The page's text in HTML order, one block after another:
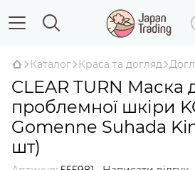
Каталог Краса та догляд
CLEAR TURN Маска
проблемної шкіри
Gomenne Suhada
шт)